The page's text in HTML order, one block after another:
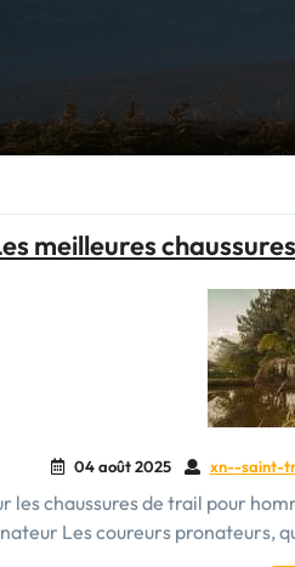
meilleures
04 août 2025 xn--saint-
les chaussures de trail pour
Les coureurs pronateurs,